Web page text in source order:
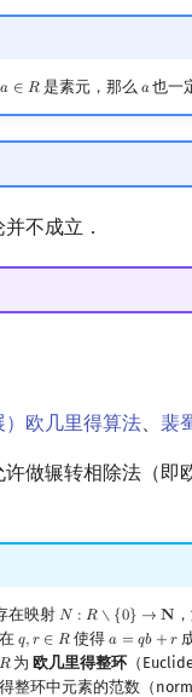
𝑎 ∈ 𝑅
a ∈R 是素元，那么 𝑎
a也一
不成立．
）欧几里得算法 裴
做辗转相除法（即
在映射 𝑁 : 𝑅∖ {0} → 𝐍
N: R ∖{0} →N
在𝑞,𝑟 ∈ 𝑅
q, r∈R 使得𝑎 = 𝑞𝑏 +𝑟
a =q b+r
𝑅
R为 欧几里得整环 （
整环中元素的范数（norm